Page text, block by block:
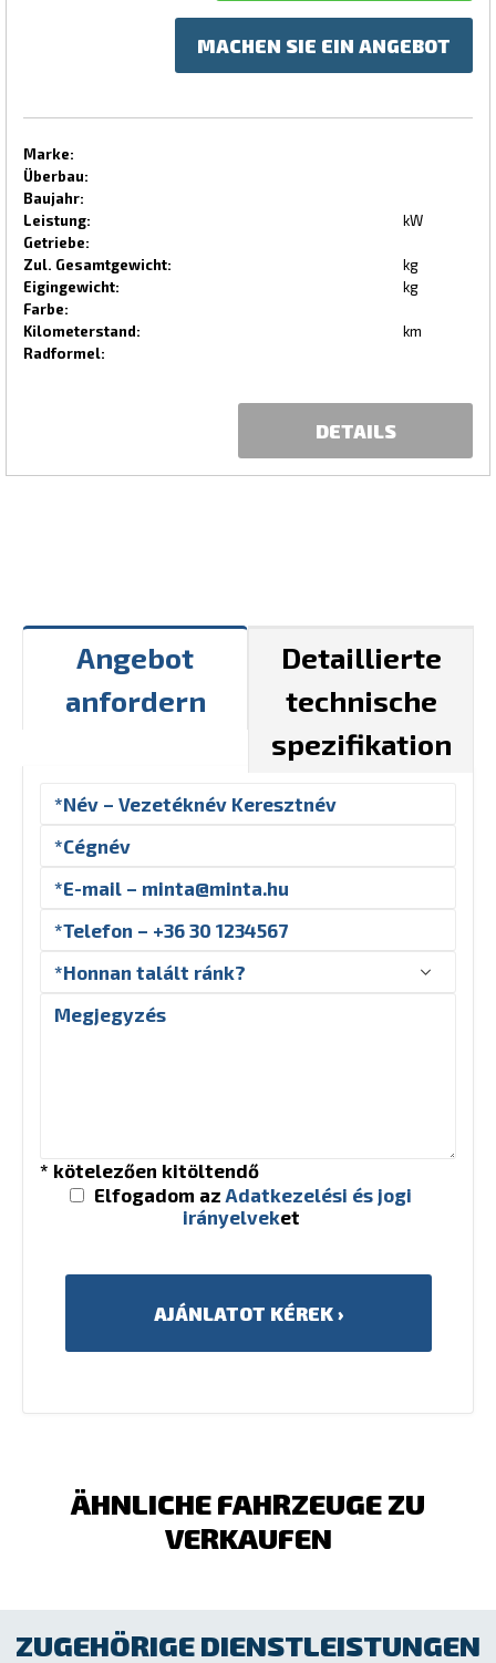
MACHEN SIE EIN ANGEBOT
Marke:
Überbau:
Baujahr:
Leistung:
kW
Getriebe:
Zul. Gesamtgewicht:
kg
Eigingewicht:
kg
Farbe:
Kilometerstand:
km
Radformel:
DETAILS
Angebot
anfordern
Detaillierte
technische
spezifikation
* kötelezően kitöltendő
Elfogadom az Adatkezelési és jogi
irányelveket
ÄHNLICHE FAHRZEUGE ZU
VERKAUFEN
ZUGEHÖRIGE DIENSTLEISTUNGEN